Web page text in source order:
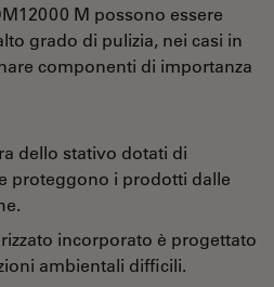
M possono essere
grado di pulizia, nei casi in
componenti di importanza
dello stativo dotati di
proteggono i prodotti dalle
incorporato è progettato
ambientali difficili.